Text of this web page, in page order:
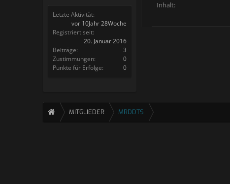
Letzte Aktivität:
vor 10Jahr 28Woche
Registriert seit:
20. Januar 2016
Beiträge:
3
Zustimmungen:
0
Punkte für Erfolge:
0
Inhalt:
MITGLIEDER MRDDTS